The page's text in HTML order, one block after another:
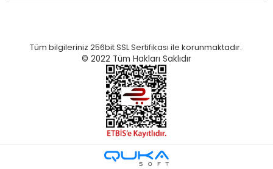
Tüm bilgileriniz 256bit SSL Sertifikası ile korunmaktadır.
© 2022 Tüm Hakları Saklıdır